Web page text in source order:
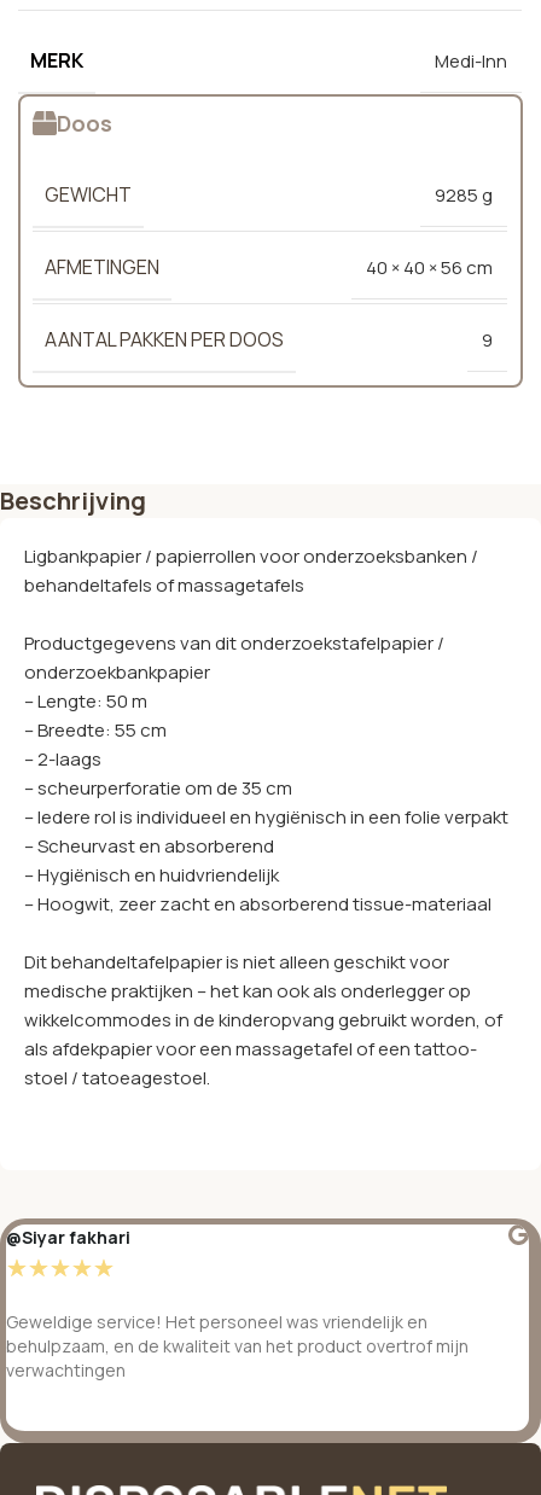
MERK Medi-Inn
Doos
GEWICHT 9285 g
AFMETINGEN 40 × 40 × 56 cm
AANTAL PAKKEN PER DOOS 9
Beschrijving
Ligbankpapier / papierrollen voor onderzoeksbanken /
behandeltafels of massagetafels
Productgegevens van dit onderzoekstafelpapier /
onderzoekbankpapier
– Lengte: 50 m
– Breedte: 55 cm
– 2-laags
– scheurperforatie om de 35 cm
– Iedere rol is individueel en hygiënisch in een folie verpakt
– Scheurvast en absorberend
– Hygiënisch en huidvriendelijk
– Hoogwit, zeer zacht en absorberend tissue-materiaal
Dit behandeltafelpapier is niet alleen geschikt voor
medische praktijken – het kan ook als onderlegger op
wikkelcommodes in de kinderopvang gebruikt worden, of
als afdekpapier voor een massagetafel of een tattoo-
stoel / tatoeagestoel.
@Siyar fakhari
☆☆☆☆☆
Geweldige service! Het personeel was vriendelijk en
behulpzaam, en de kwaliteit van het product overtrof mijn
verwachtingen